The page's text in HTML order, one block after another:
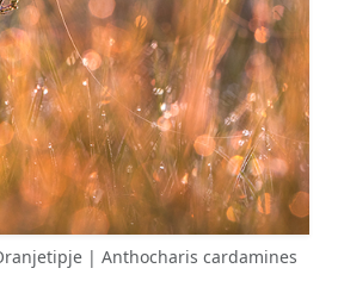
| Anthocharis cardamines